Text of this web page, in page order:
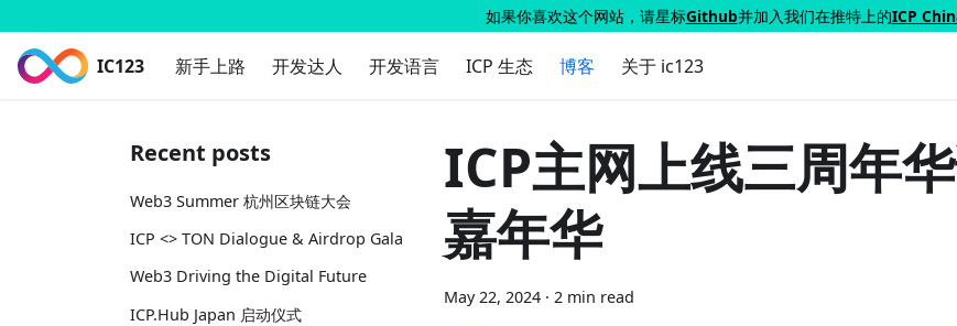
如果你喜欢这个网站，请星标Github并加入我们在推特上的ICP
IC123 新手上路 开发达人 开发语言 ICP 生态 博客 关于 ic123
Recent posts
Web3 Summer 杭州区块链大会
ICP <> TON Dialogue & Airdrop Gala
Web3 Driving the Digital Future
ICP.Hub Japan 启动仪式
ICP主网上线三周年
嘉年华
May 22, 2024 · 2 min read